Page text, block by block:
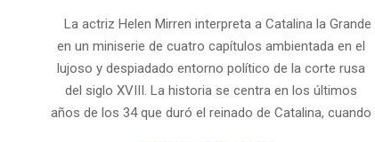
La actriz Helen Mirren interpreta a Catalina la Grande
en un miniserie de cuatro capítulos ambientada en el
lujoso y despiadado entorno político de la corte rusa
del siglo XVIII. La historia se centra en los últimos
años de los 34 que duró el reinado de Catalina, cuando